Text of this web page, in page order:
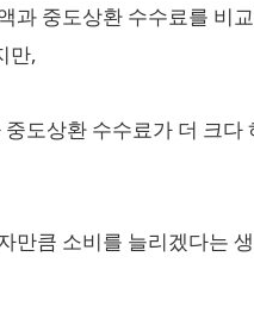
과 중도상환 수수료를 비
만,
도상환 수수료가 더 크다
만큼 소비를 늘리겠다는